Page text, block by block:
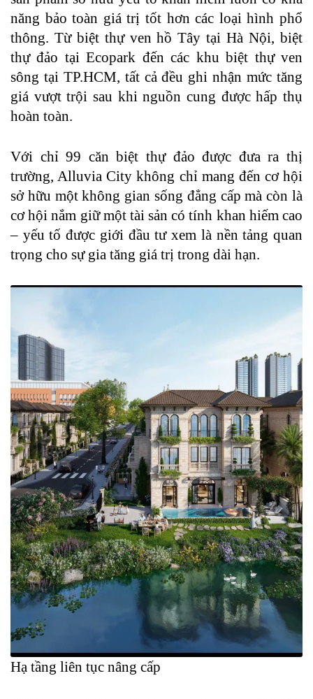
năng bảo toàn giá trị tốt hơn các loại hình phổ
thông. Từ biệt thự ven hồ Tây tại Hà Nội, biệt
thự đảo tại Ecopark đến các khu biệt thự ven
sông tại TP.HCM, tất cả đều ghi nhận mức tăng
giá vượt trội sau khi nguồn cung được hấp thụ
hoàn toàn.
Với chỉ 99 căn biệt thự đảo được đưa ra thị
trường, Alluvia City không chỉ mang đến cơ hội
sở hữu một không gian sống đẳng cấp mà còn là
cơ hội nắm giữ một tài sản có tính khan hiếm cao
– yếu tố được giới đầu tư xem là nền tảng quan
trọng cho sự gia tăng giá trị trong dài hạn.
Hạ tầng liên tục nâng cấp